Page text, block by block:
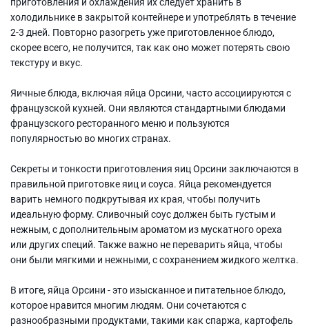
холодильнике в закрытой контейнере и употреблять в течение
2-3 дней. Повторно разогреть уже приготовленное блюдо,
скорее всего, не получится, так как оно может потерять свою
текстуру и вкус.
Яичные блюда, включая яйца Орсини, часто ассоциируются с
французской кухней. Они являются стандартными блюдами
французского ресторанного меню и пользуются
популярностью во многих странах.
Секреты и тонкости приготовления яиц Орсини заключаются в
правильной приготовке яиц и соуса. Яйца рекомендуется
варить немного подкрутывая их края, чтобы получить
идеальную форму. Сливочный соус должен быть густым и
нежным, с дополнительным ароматом из мускатного ореха
или других специй. Также важно не переварить яйца, чтобы
они были мягкими и нежными, с сохранением жидкого желтка.
В итоге, яйца Орсини - это изысканное и питательное блюдо,
которое нравится многим людям. Они сочетаются с
разнообразными продуктами, такими как спаржа, картофель